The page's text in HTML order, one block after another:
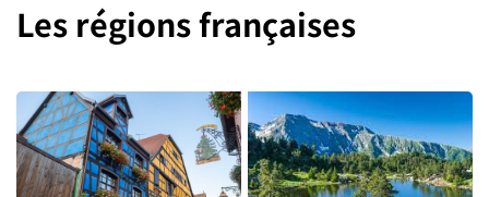
Les régions françaises